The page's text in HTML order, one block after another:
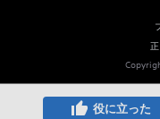
thumb_up 役に立った